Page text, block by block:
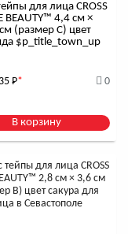
для лица CROSS
BEAUTY™ 4,4 см ×
(размер C) цвет
$р_title_town_up
Р* 0
В корзину